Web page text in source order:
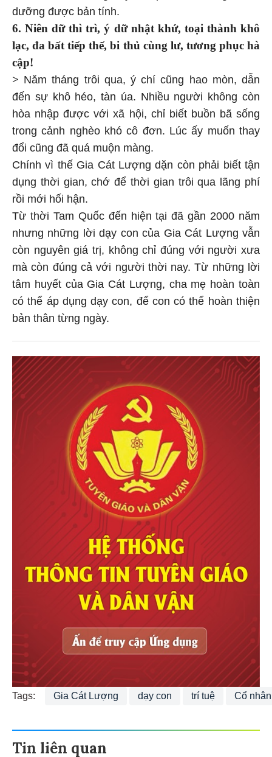
dưỡng được bản tính.
6. Niên dữ thì trì, ý dữ nhật khứ, toại thành khô
lạc, đa bất tiếp thế, bi thủ cùng lư, tương phục hà
cập!
> Năm tháng trôi qua, ý chí cũng hao mòn, dẫn
đến sự khô héo, tàn úa. Nhiều người không còn
hòa nhập được với xã hội, chỉ biết buồn bã sống
trong cảnh nghèo khó cô đơn. Lúc ấy muốn thay
đổi cũng đã quá muộn màng.
Chính vì thế Gia Cát Lượng dặn còn phải biết tận
dụng thời gian, chớ để thời gian trôi qua lãng phí
rồi mới hối hận.
Từ thời Tam Quốc đến hiện tại đã gần 2000 năm
nhưng những lời dạy con của Gia Cát Lượng vẫn
còn nguyên giá trị, không chỉ đúng với người xưa
mà còn đúng cả với người thời nay. Từ những lời
tâm huyết của Gia Cát Lượng, cha mẹ hoàn toàn
có thể áp dụng dạy con, để con có thể hoàn thiện
bản thân từng ngày.
Tags: Gia Cát Lượng dạy con trí tuệ Cổ nhân
Tin liên quan